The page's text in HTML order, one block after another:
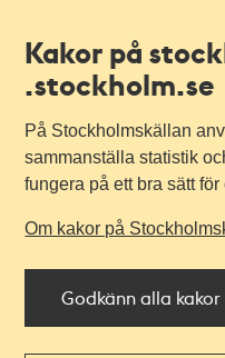
Kakor på
.stockholm.se
På Stockholmskällan
sammanställa statistik
fungera på ett bra sätt för
Om kakor på
Godkänn alla kakor